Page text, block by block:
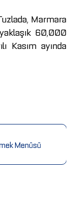
Marmara
60,000
Kasım ayında
Menüsü